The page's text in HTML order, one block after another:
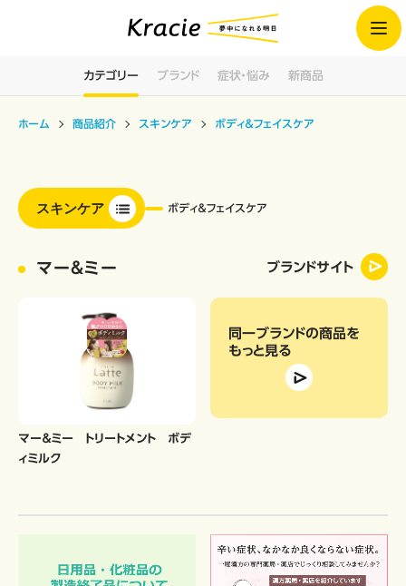
カテゴリー ブランド 症状・悩み 新商品
ホーム 商品紹介 スキンケア ボディ＆フェイスケア
スキンケア ボディ＆フェイスケア
マー＆ミー ブランドサイト
マー＆ミー トリートメント ボデ
ィミルク
同一ブランドの商品を
もっと見る